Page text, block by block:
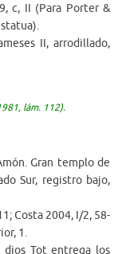
c, II (Para Porter &
II, arrodillado,
lám. 112).
Gran templo de
Sur, registro bajo,
Costa 2004, I/2, 58-
1.
Tot entrega los